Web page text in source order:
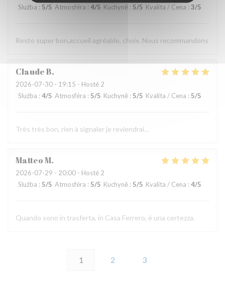
Služba : 5/5 Atmosféra : 4/5 Kuchyně : 5/5 Kvalita / Cena : 3/5
Resto super bon,accueil agréable, choix. Nous recommandons
ClaudeB
2026-07-30 - 19:15 - Hosté 2
Služba : 4/5 Atmosféra : 5/5 Kuchyně : 5/5 Kvalita / Cena : 5/5
Très très bon, rien à signaler je reviendrai…
MatteoM
2026-07-29 - 20:00 - Hosté 2
Služba : 5/5 Atmosféra : 5/5 Kuchyně : 5/5 Kvalita / Cena : 4/5
Quando sono in trasferta, in Casa Ferrero, è una certezza.
1 2 3